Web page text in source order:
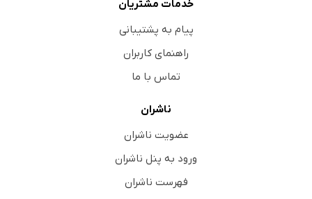
خدمات مشتریان
پیام به پشتیبانی
راهنمای کاربران
تماس با ما
ناشران
عضویت ناشران
ورود به پنل ناشران
فهرست ناشران